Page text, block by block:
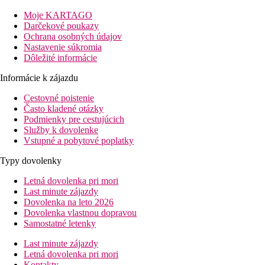
letisko: 98 km
centrum: 500 m
nákupné možnosti: v okolí hotela
Popis izby
klimatizácia (hlavná sezóna)
telefón
mini chladnička
trezor
kúpeľňa/WC (sušič vlasov)
balkón alebo terasa
vyššie uvedené vybavenie)
Rodinná izba:priestrannejšia
Rodinná izba, Superior:
Popis hotela
vstupná hala s recepciou
hlavná reštaurácia
lobby bar
Moje KARTAGO
Darčekové poukazy
Ochrana osobných údajov
Nastavenie súkromia
Dôležité informácie
Informácie k zájazdu
Cestovné poistenie
Často kladené otázky
Podmienky pre cestujúcich
Služby k dovolenke
Vstupné a pobytové poplatky
Typy dovolenky
Letná dovolenka pri mori
Last minute zájazdy
Dovolenka na leto 2026
Dovolenka vlastnou dopravou
Samostatné letenky
Last minute zájazdy
Letná dovolenka pri mori